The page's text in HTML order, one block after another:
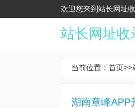
欢迎您来到站长网址收
站长网址收
当前位置： 首页>>
湖南章峰APP